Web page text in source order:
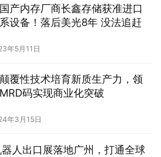
产内存厂商长鑫存储获准进口
设备！落后美光8年 没法追赶
年5月11日
覆性技术培育新质生产力，领
码实现商业化突破
年3月15日
人出口展落地广州，打通全球